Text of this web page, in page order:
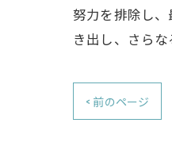
努力を排除し
き出し、さら
< 前のページ